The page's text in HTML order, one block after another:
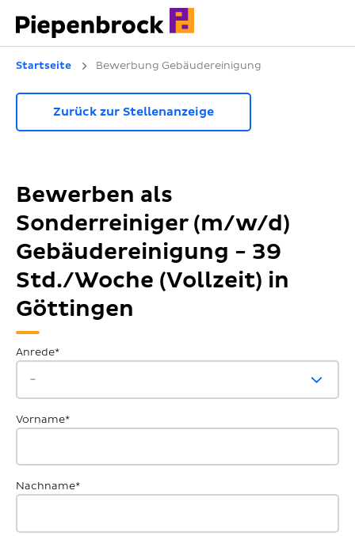
Startseite Bewerbung Gebäudereinigung
Zurück zur Stellenanzeige
Bewerben als
Sonderreiniger (m/w/d)
Gebäudereinigung - 39
Std./Woche (Vollzeit) in
Göttingen
Anrede*
Vorname*
Nachname*